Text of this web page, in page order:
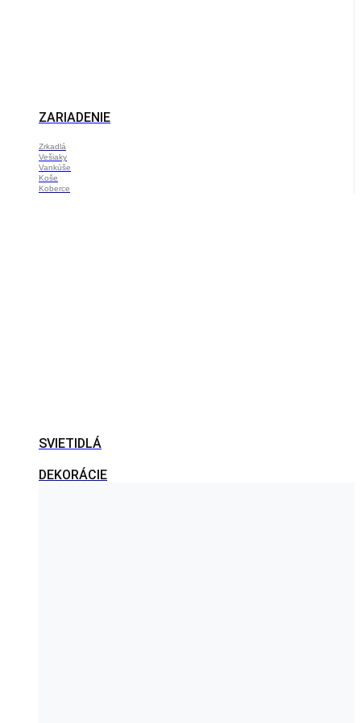
ZARIADENIE
Zrkadlá
Vešiaky
Vankúše
Koše
Koberce
SVIETIDLÁ
DEKORÁCIE